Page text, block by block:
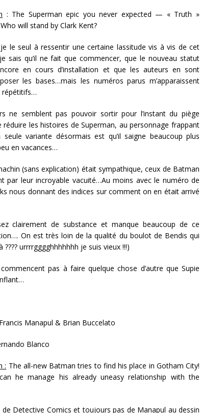
: The Superman epic you never expected — « Truth »
will stand by Clark Kent?
le seul à ressentir une certaine lassitude vis à vis de cet
sais qu’il ne fait que commencer, que le nouveau statut
en cours d’installation et que les auteurs en sont
les bases…mais les numéros parus m’apparaissent
répétitifs…
ne semblent pas pouvoir sortir pour l’instant du piège
réduire les histoires de Superman, au personnage frappant
variante désormais est qu’il saigne beaucoup plus
en vacances…
(sans explication) était sympathique, ceux de Batman
par leur incroyable vacuité…Au moins avec le numéro de
nous donnant des indices sur comment on en était arrivé
clairement de substance et manque beaucoup de ce
On est très loin de la qualité du boulot de Bendis qui
urrrrgggghhhhhhh je suis vieux !!!)
pas à faire quelque chose d’autre que Supie
Francis Manapul & Brian Buccelato
Blanco
: The all-new Batman tries to find his place in Gotham City!
he manage his already uneasy relationship with the
de Detective Comics et toujours pas de Manapul au dessin